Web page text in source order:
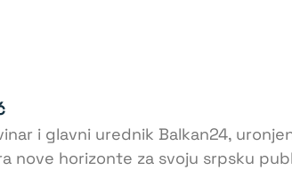
i glavni urednik Balkan24,
nove horizonte za svoju srpsku